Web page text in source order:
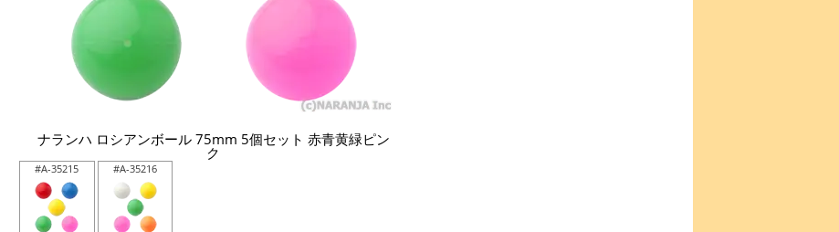
ナランハ ロシアンボール 75mm 5個セット 赤青黄緑ピン
ク
#A-35215 #A-35216